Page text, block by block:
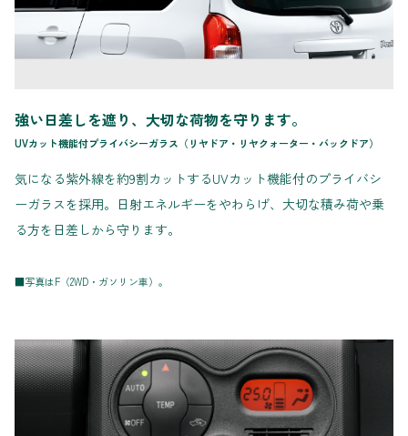
強い日差しを遮り、大切な荷物を守ります。
UVカット機能付プライバシーガラス（リヤドア・リヤクォーター・バックドア）
気になる紫外線を約9割カットするUVカット機能付のプライバシ
ーガラスを採用。日射エネルギーをやわらげ、大切な積み荷や乗
る方を日差しから守ります。
■写真はF（2WD・ガソリン車）。